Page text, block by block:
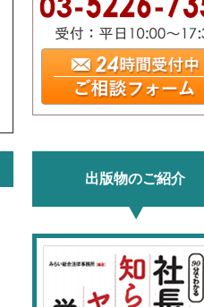
出版物のご紹介